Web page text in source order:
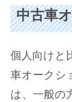
中古車
個人向けと
車オークシ
は、一般の